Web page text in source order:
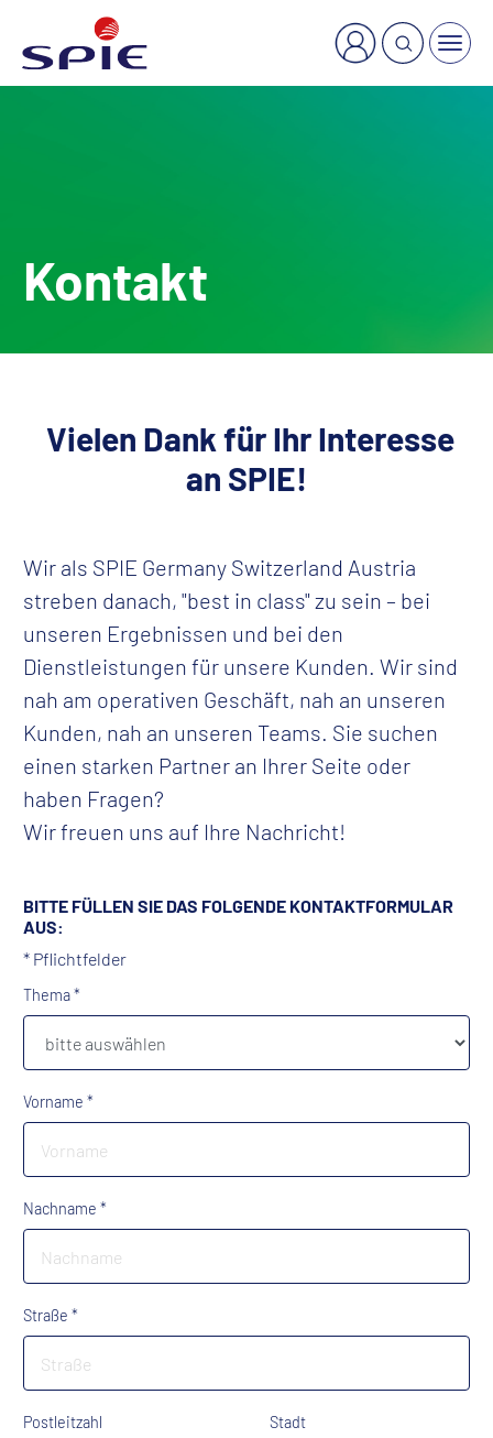
Kontakt
Vielen Dank für Ihr Interesse
an SPIE!
Wir als SPIE Germany Switzerland Austria
streben danach, "best in class" zu sein – bei
unseren Ergebnissen und bei den
Dienstleistungen für unsere Kunden. Wir sind
nah am operativen Geschäft, nah an unseren
Kunden, nah an unseren Teams. Sie suchen
einen starken Partner an Ihrer Seite oder
haben Fragen?
Wir freuen uns auf Ihre Nachricht!
BITTE FÜLLEN SIE DAS FOLGENDE KONTAKTFORMULAR
AUS:
* Pflichtfelder
Thema *
Vorname *
Nachname *
Straße *
Postleitzahl Stadt